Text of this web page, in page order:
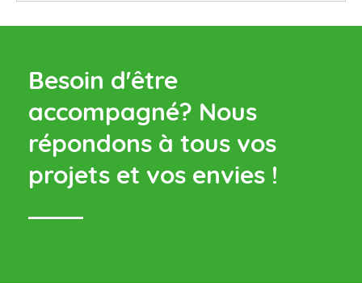
Besoin d'être
accompagné? Nous
répondons à tous vos
projets et vos envies !